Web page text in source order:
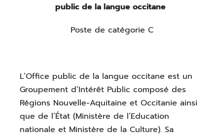
public de la langue occitane
Poste de catégorie C
L’Office public de la langue occitane est un
Groupement d’Intérêt Public composé des
Régions Nouvelle-Aquitaine et Occitanie ainsi
que de l’État (Ministère de l’Education
nationale et Ministère de la Culture). Sa